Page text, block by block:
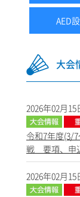
AED
大会
2026年02月15
令和7年度(3/
戦 要項、申
2026年02月15